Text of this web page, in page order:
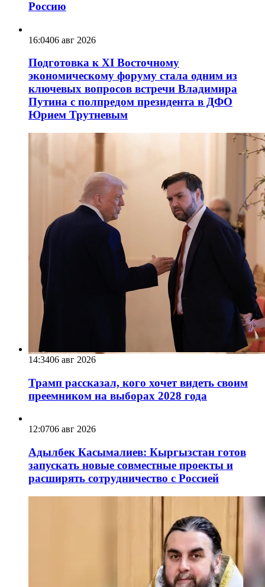
Россию
16:0406 авг 2026
Подготовка к XI Восточному
экономическому форуму стала одним из
ключевых вопросов встречи Владимира
Путина с полпредом президента в ДФО
Юрием Трутневым
14:3406 авг 2026
Трамп рассказал, кого хочет видеть своим
преемником на выборах 2028 года
12:0706 авг 2026
Адылбек Касымалиев: Кыргызстан готов
запускать новые совместные проекты и
расширять сотрудничество с Россией